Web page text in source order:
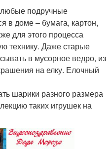
подручные
в доме – бумага, картон,
для этого процесса
технику. Даже старые
в мусорное ведро, из
на елку. Елочный
шарики разного размера
таких игрушек на